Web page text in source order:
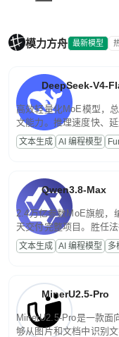
模力方舟 最新模型
DeepSeek-V4-
高效轻量化MoE模型，
文能力。推理速度快、
高并发、轻量化任务，
文案处理等普惠刚需场
文本生成 AI 编程模型
Qwen3.8-Max
2.4万亿参数MoE旗舰，
天交付完整项目。胜任
话端到端交付生产级成
程，支持超长文档与长
文本生成 AI 编程模型 多
MinerU2.5-Pro
MinerU2.5-Pro是一款面
够从图片和文档中识别